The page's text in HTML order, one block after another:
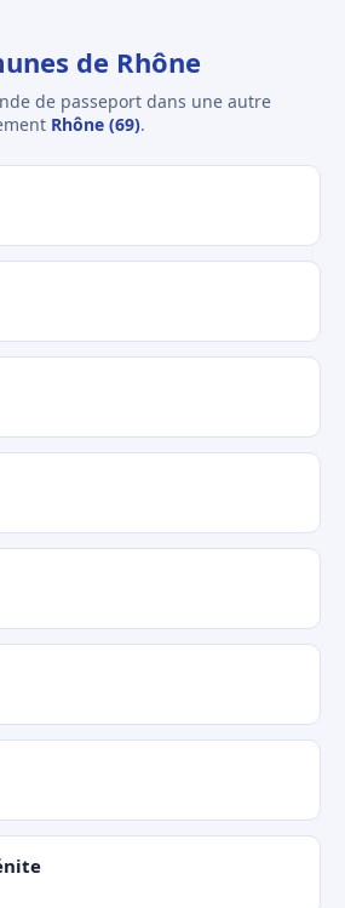
de Rhône
de passeport dans une autre
Rhône (69).